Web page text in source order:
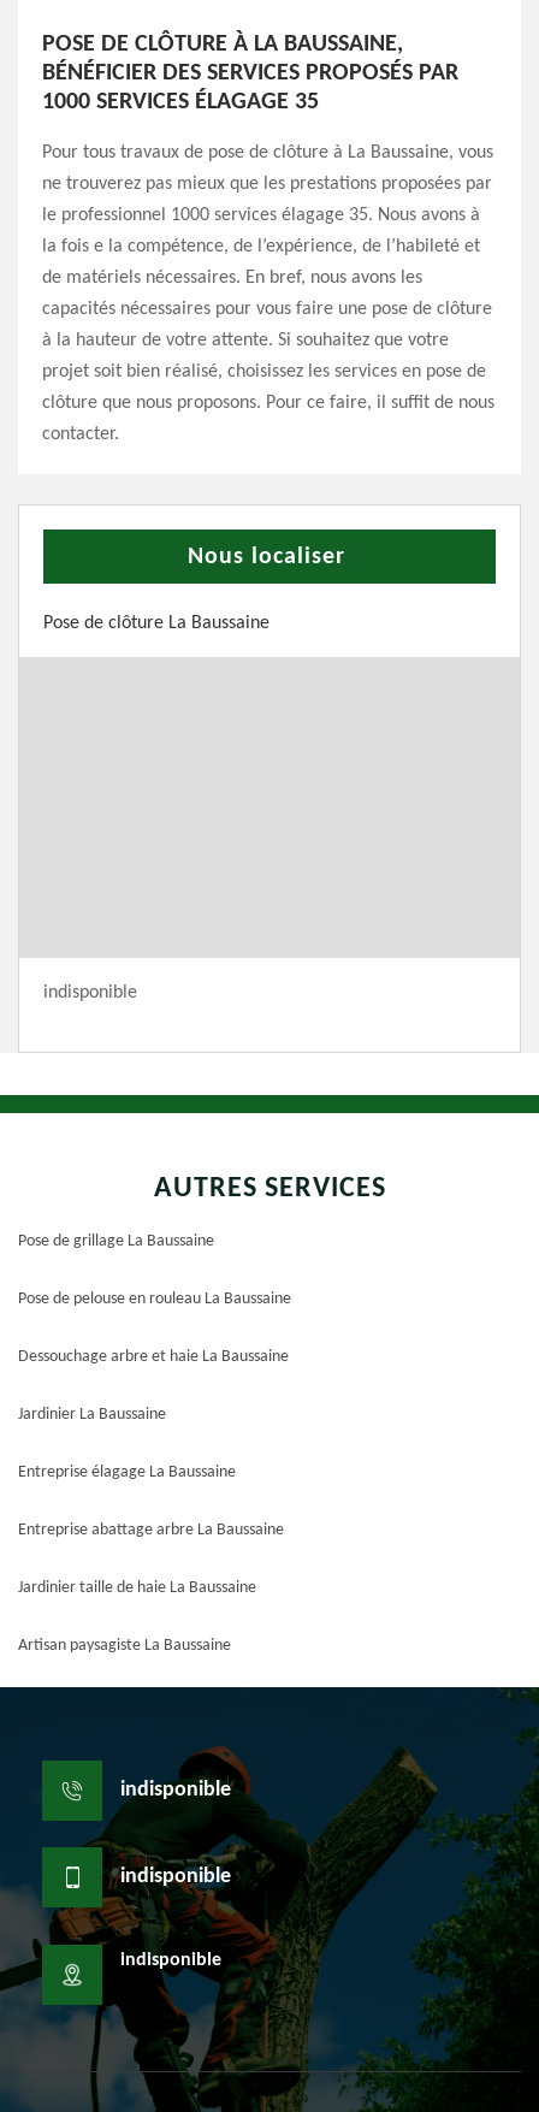
POSE DE CLÔTURE À LA BAUSSAINE,
BÉNÉFICIER DES SERVICES PROPOSÉS PAR
1000 SERVICES ÉLAGAGE 35
Pour tous travaux de pose de clôture à La Baussaine, vous
ne trouverez pas mieux que les prestations proposées par
le professionnel 1000 services élagage 35. Nous avons à
la fois e la compétence, de l’expérience, de l’habileté et
de matériels nécessaires. En bref, nous avons les
capacités nécessaires pour vous faire une pose de clôture
à la hauteur de votre attente. Si souhaitez que votre
projet soit bien réalisé, choisissez les services en pose de
clôture que nous proposons. Pour ce faire, il suffit de nous
contacter.
Nous localiser
Pose de clôture La Baussaine
indisponible
AUTRES SERVICES
Pose de grillage La Baussaine
Pose de pelouse en rouleau La Baussaine
Dessouchage arbre et haie La Baussaine
Jardinier La Baussaine
Entreprise élagage La Baussaine
Entreprise abattage arbre La Baussaine
Jardinier taille de haie La Baussaine
Artisan paysagiste La Baussaine
indisponible
indisponible
indisponible